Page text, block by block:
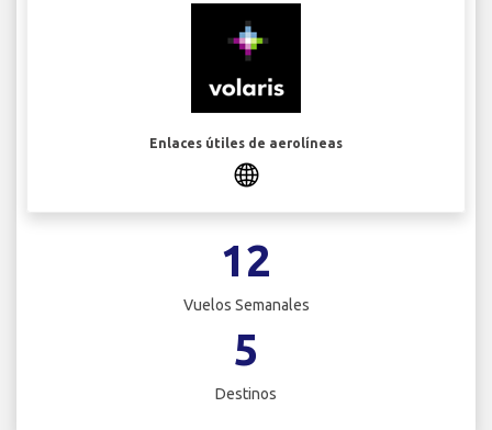
Enlaces útiles de aerolíneas
12
Vuelos Semanales
5
Destinos